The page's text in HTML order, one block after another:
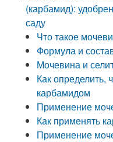
(карбамид):
саду
Что такое
Формула и
Мочевина и
Как определить,
карбамидом
Применение
Как применять
Применение